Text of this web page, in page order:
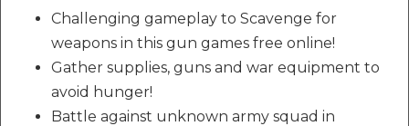
Challenging gameplay to Scavenge for
weapons in this gun games free online!
Gather supplies, guns and war equipment to
avoid hunger!
Battle against unknown army squad in